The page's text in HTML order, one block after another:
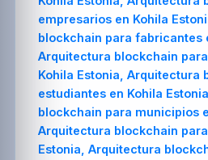
empresarios en Kohila
blockchain para fabricantes
Arquitectura blockchain
Kohila Estonia, Arquitectura
estudiantes en Kohila
blockchain para municipios
Arquitectura blockchain
Estonia, Arquitectura